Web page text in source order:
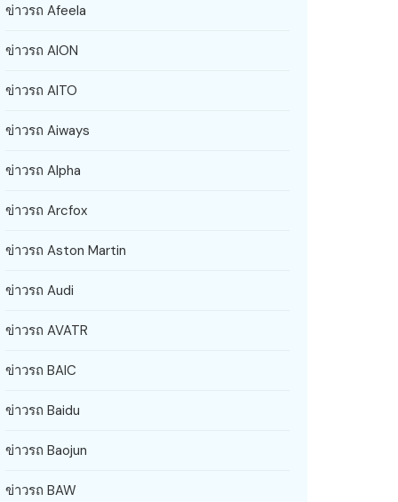
ข่าวรถ Afeela
ข่าวรถ AION
ข่าวรถ AITO
ข่าวรถ Aiways
ข่าวรถ Alpha
ข่าวรถ Arcfox
ข่าวรถ Aston Martin
ข่าวรถ Audi
ข่าวรถ AVATR
ข่าวรถ BAIC
ข่าวรถ Baidu
ข่าวรถ Baojun
ข่าวรถ BAW